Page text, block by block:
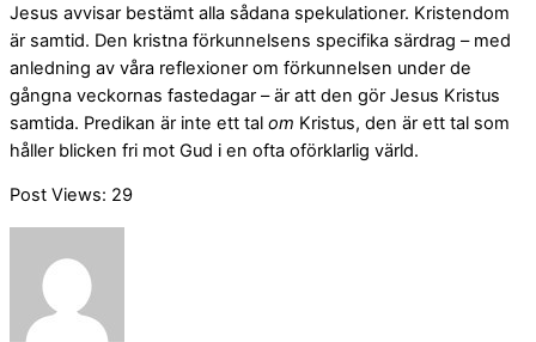
Jesus avvisar bestämt alla sådana spekulationer. Kristendom
är samtid. Den kristna förkunnelsens specifika särdrag – med
anledning av våra reflexioner om förkunnelsen under de
gångna veckornas fastedagar – är att den gör Jesus Kristus
samtida. Predikan är inte ett tal om Kristus, den är ett tal som
håller blicken fri mot Gud i en ofta oförklarlig värld.
Post Views: 29